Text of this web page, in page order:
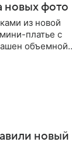
новых фото
из новой
платье с
объемной
новый